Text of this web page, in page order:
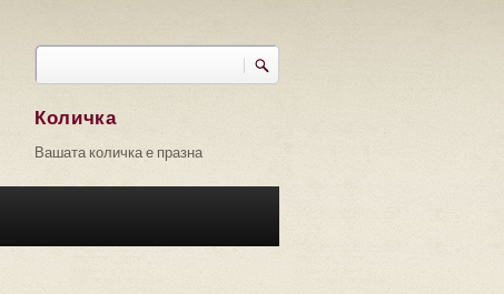
Търси
Количка
Вашата количка е празна